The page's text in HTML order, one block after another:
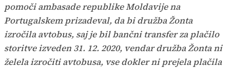
pomoči ambasade republike Moldavije na
Portugalskem prizadeval, da bi družba Žonta
izročila avtobus, saj je bil bančni transfer za plačilo
storitve izveden 31. 12. 2020, vendar družba Žonta ni
želela izročiti avtobusa, vse dokler ni prejela plačila